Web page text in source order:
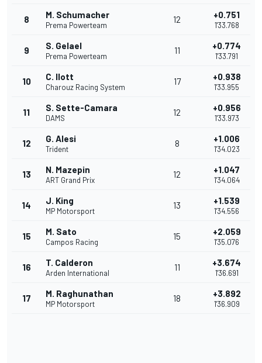
8 M. Schumacher
Prema Powerteam
12 +0.751
1'33.768
9 S. Gelael
Prema Powerteam
11 +0.774
1'33.791
10 C. Ilott
Charouz Racing System
17 +0.938
1'33.955
11 S. Sette-Camara
DAMS
12 +0.956
1'33.973
12 G. Alesi
Trident
8 +1.006
1'34.023
13 N. Mazepin
ART Grand Prix
12 +1.047
1'34.064
14 J. King
MP Motorsport
13 +1.539
1'34.556
15 M. Sato
Campos Racing
15 +2.059
1'35.076
16 T. Calderon
Arden International
11 +3.674
1'36.691
17 M. Raghunathan
MP Motorsport
18 +3.892
1'36.909